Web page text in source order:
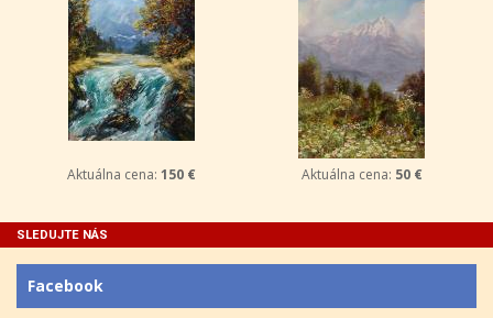
Aktuálna cena: 150 € Aktuálna cena: 50 €
SLEDUJTE NÁS
Facebook